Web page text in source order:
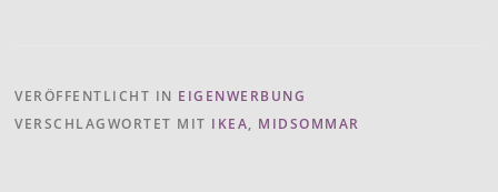
VERÖFFENTLICHT IN EIGENWERBUNG
VERSCHLAGWORTET MIT IKEA, MIDSOMMAR